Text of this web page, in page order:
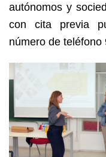
autónomos y
con cita previa
número de teléfono